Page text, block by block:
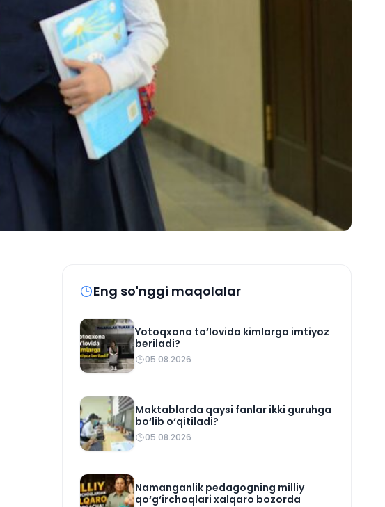
Eng so'nggi maqolalar
Yotoqxona to‘lovida kimlarga imtiyoz
beriladi?
05.08.2026
Maktablarda qaysi fanlar ikki guruhga
bo‘lib o‘qitiladi?
05.08.2026
Namanganlik pedagogning milliy
qo‘g‘irchoqlari xalqaro bozorda